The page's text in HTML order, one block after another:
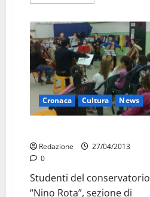
Cronaca Cultura News
Redazione
27/04/2013
0
Studenti del conservatorio
“Nino Rota”, sezione di